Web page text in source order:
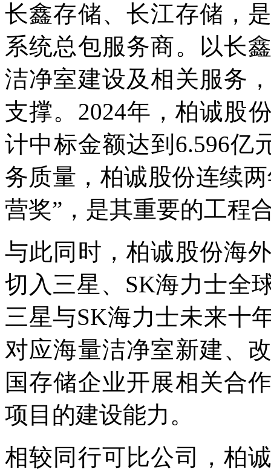
长鑫存储、长江存储，
系统总包服务商。以长
洁净室建设及相关服务
支撑。2024年，柏诚股
计中标金额达到6.596亿
务质量，柏诚股份连续
营奖”，是其重要的工程
与此同时，柏诚股份海
切入三星、SK海力士全
三星与SK海力士未来十
对应海量洁净室新建、
国存储企业开展相关合
项目的建设能力。
相较同行可比公司，柏